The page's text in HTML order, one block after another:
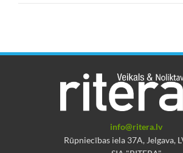
info@ritera.lv
Rūpniecības iela 37A, Jelgava,